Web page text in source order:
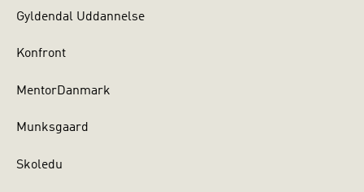
Gyldendal Uddannelse
Konfront
MentorDanmark
Munksgaard
Skoledu